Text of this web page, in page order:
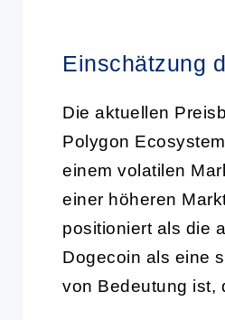
Einschätzung
Die aktuellen
Polygon
einem volatilen
einer höheren
positioniert als die
Dogecoin als eine
von Bedeutung ist,